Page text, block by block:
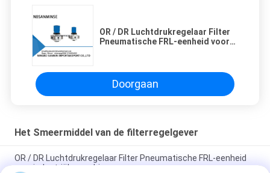
OR / DR Luchtdrukregelaar Filter
Pneumatische FRL-eenheid voor
Doorgaan
Het Smeermiddel van de filterregelgever
OR / DR Luchtdrukregelaar Filter Pneumatische FRL-eenheid
voor industriële machines